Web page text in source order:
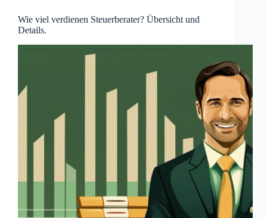
Wie viel verdienen Steuerberater? Übersicht und
Details.